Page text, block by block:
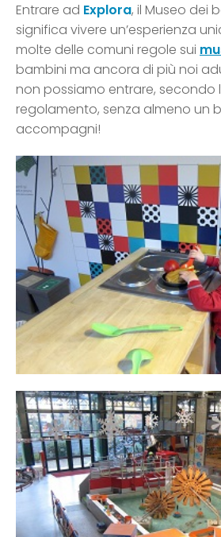
Entrare ad Explora, il Museo dei
significa vivere un’esperienza
molte delle comuni regole sui
bambini ma ancora di più noi
non possiamo entrare, secondo
regolamento, senza almeno un
accompagni!